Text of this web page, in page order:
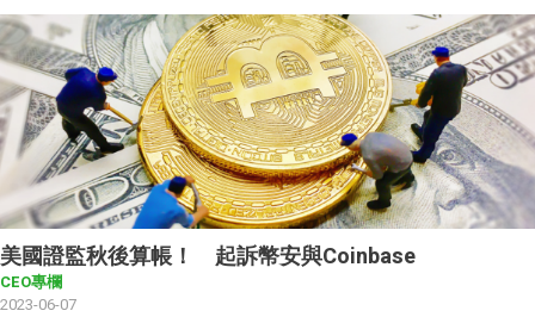
美國證監秋後算帳！ 起訴幣安與Coinbase
CEO專欄
2023-06-07